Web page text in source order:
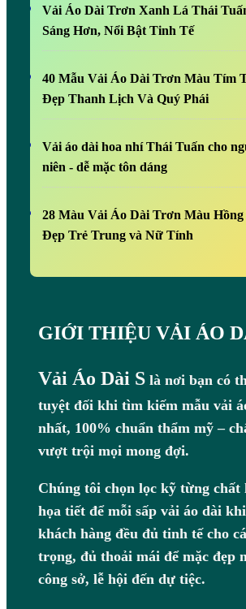
Vải Áo Dài Trơn Xanh Lá Thái
Sáng Hơn, Nổi Bật Tinh Tế
40 Mẫu Vải Áo Dài Trơn Màu Tím
Đẹp Thanh Lịch Và Quý Phái
Vải áo dài hoa nhí Thái Tuấn cho
niên - dễ mặc tôn dáng
28 Màu Vải Áo Dài Trơn Màu
Đẹp Trẻ Trung và Nữ Tính
GIỚI THIỆU VẢI ÁO
Vải Áo Dài Slà nơi bạn có
tuyệt đối khi tìm kiếm mẫu vải
nhất, 100% chuẩn thẩm mỹ –
vượt trội mọi mong đợi.
Chúng tôi chọn lọc kỹ từng chất
họa tiết để mỗi sấp vải áo dài
khách hàng đều đủ tinh tế cho
trọng, đủ thoải mái để mặc đẹp
công sở, lễ hội đến dự tiệc.